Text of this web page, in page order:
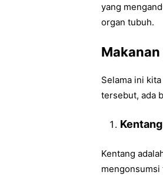
yang
organ tubuh.
Selama ini
tersebut, ada
Kentang
Kentang
mengonsumsi